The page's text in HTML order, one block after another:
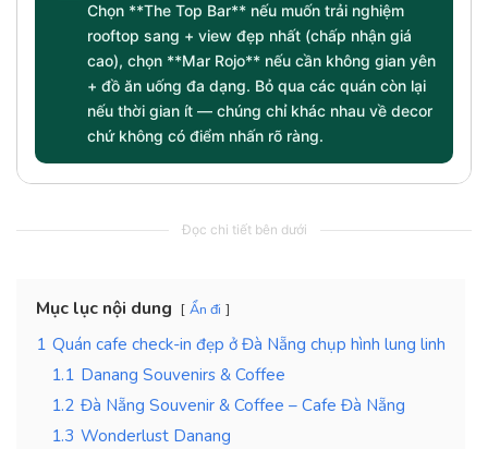
Chọn **The Top Bar** nếu muốn trải nghiệm
rooftop sang + view đẹp nhất (chấp nhận giá
cao), chọn **Mar Rojo** nếu cần không gian yên
+ đồ ăn uống đa dạng. Bỏ qua các quán còn lại
nếu thời gian ít — chúng chỉ khác nhau về decor
chứ không có điểm nhấn rõ ràng.
Đọc chi tiết bên dưới
Mục lục nội dung Ẩn đi
1 Quán cafe check-in đẹp ở Đà Nẵng chụp hình lung linh
1.1 Danang Souvenirs & Coffee
1.2 Đà Nẵng Souvenir & Coffee – Cafe Đà Nẵng
1.3 Wonderlust Danang